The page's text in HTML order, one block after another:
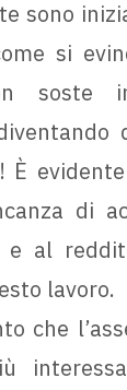
sono
si
soste
È
di
e al
lavoro.
che